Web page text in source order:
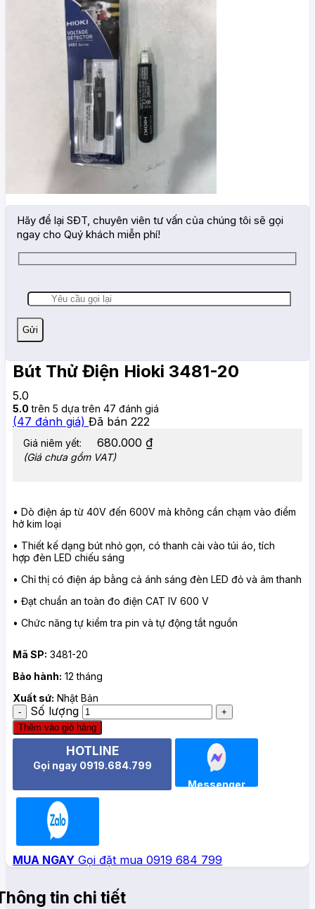
Hãy để lại SĐT, chuyên viên tư vấn của chúng tôi sẽ gọi
ngay cho Quý khách miễn phí!
Bút Thử Điện Hioki 3481-20
5.0
5.0 trên 5 dựa trên 47 đánh giá
(47 đánh giá) Đã bán 222
Giá niêm yết: 680.000 ₫
(Giá chưa gồm VAT)
• Dò điện áp từ 40V đến 600V mà không cần chạm vào điểm
hở kim loại
• Thiết kế dạng bút nhỏ gọn, có thanh cài vào túi áo, tích
hợp đèn LED chiếu sáng
• Chỉ thị có điện áp bằng cả ánh sáng đèn LED đỏ và âm thanh
• Đạt chuẩn an toàn đo điện CAT IV 600 V
• Chức năng tự kiểm tra pin và tự động tắt nguồn
Mã SP: 3481-20
Bảo hành: 12 tháng
Xuất sứ: Nhật Bản
Số lượng
Thêm vào giỏ hàng
HOTLINE
Gọi ngay 0919.684.799
Messenger
MUA NGAY Gọi đặt mua 0919 684 799
tin chi tiết